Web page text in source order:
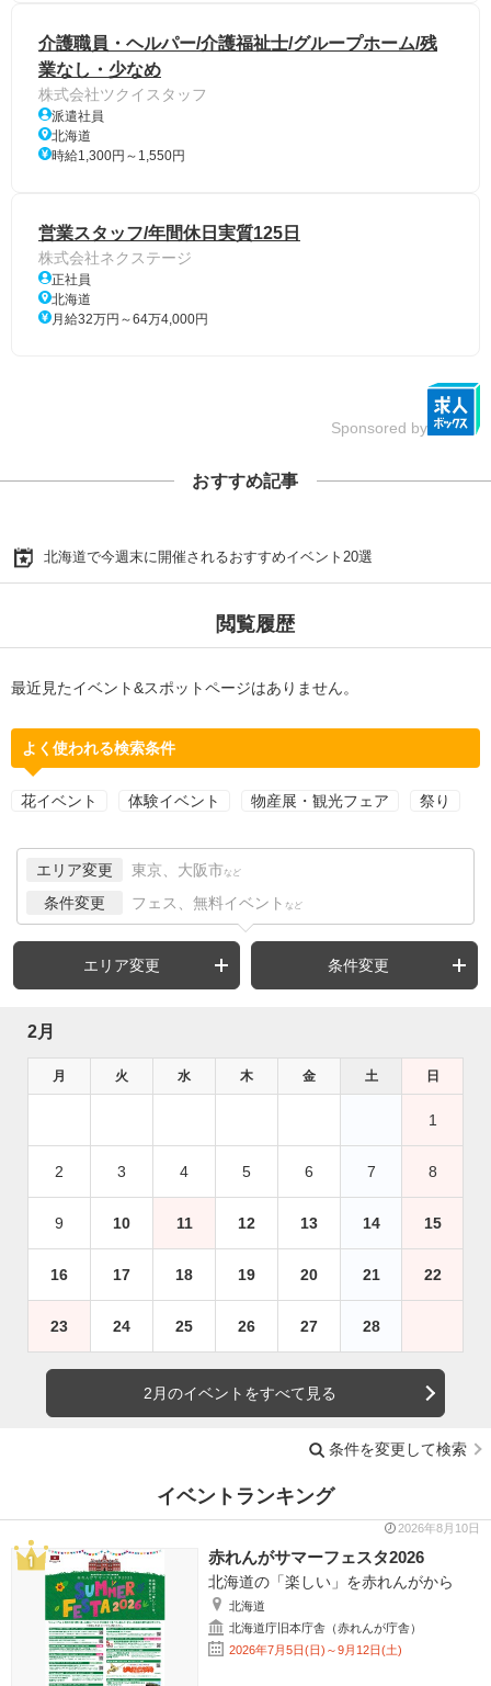
介護職員・ヘルパー/介護福祉士/グループホーム/残
業なし・少なめ
株式会社ツクイスタッフ
派遣社員
北海道
時給1,300円～1,550円
営業スタッフ/年間休日実質125日
株式会社ネクステージ
正社員
北海道
月給32万円～64万4,000円
Sponsored by
おすすめ記事
北海道で今週末に開催されるおすすめイベント20選
閲覧履歴
最近見たイベント&スポットページはありません。
よく使われる検索条件
花イベント 体験イベント 物産展・観光フェア 祭り
エリア変更 東京、大阪市 など
条件変更 フェス、無料イベント など
エリア変更 条件変更
2月
月 火 水 木 金 土 日
1
2 3 4 5 6 7 8
9 10 11 12 13 14 15
16 17 18 19 20 21 22
23 24 25 26 27 28
2月のイベントをすべて見る
条件を変更して検索
イベントランキング
2026年8月10日
赤れんがサマーフェスタ2026
北海道の「楽しい」を赤れんがから
北海道
北海道庁旧本庁舎（赤れんが庁舎）
2026年7月5日(日)～9月12日(土)